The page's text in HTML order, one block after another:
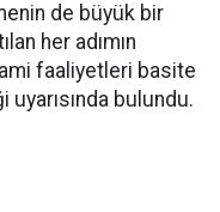
de büyük bir
her adımın
faaliyetleri basite
uyarısında bulundu.